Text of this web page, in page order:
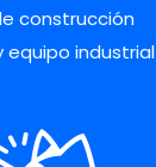
construcción
equipo industrial